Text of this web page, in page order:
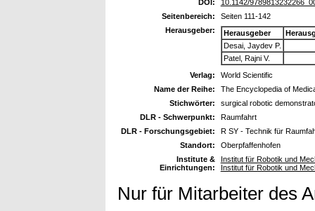
DOI:
10.1142/
Seitenbereich:
Seiten 111-142
Herausgeber:
Herausgeber
Desai, Jaydev P.
Patel, Rajni V.
Verlag:
World Scientific
Name der Reihe:
The Encyclopedia of
Stichwörter:
surgical robotic
DLR - Schwerpunkt:
Raumfahrt
DLR - Forschungsgebiet:
R SY - Technik für
Standort:
Oberpfaffenhofen
Institute &
Einrichtungen:
Institut für Robotik und
Institut für Robotik und
Nur für Mitarbeiter des